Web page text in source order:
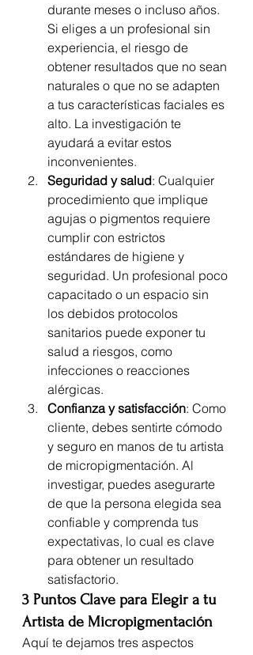
durante meses o incluso años.
Si eliges a un profesional sin
experiencia, el riesgo de
obtener resultados que no sean
naturales o que no se adapten
a tus características faciales es
alto. La investigación te
ayudará a evitar estos
inconvenientes.
Seguridad y salud: Cualquier
procedimiento que implique
agujas o pigmentos requiere
cumplir con estrictos
estándares de higiene y
seguridad. Un profesional poco
capacitado o un espacio sin
los debidos protocolos
sanitarios puede exponer tu
salud a riesgos, como
infecciones o reacciones
alérgicas.
Confianza y satisfacción: Como
cliente, debes sentirte cómodo
y seguro en manos de tu artista
de micropigmentación. Al
investigar, puedes asegurarte
de que la persona elegida sea
confiable y comprenda tus
expectativas, lo cual es clave
para obtener un resultado
satisfactorio.
3 Puntos Clave para Elegir a tu
Artista de Micropigmentación
Aquí te dejamos tres aspectos